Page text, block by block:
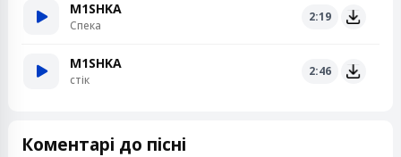
M1SHKA
Спека
2:19
M1SHKA
стік
2:46
Коментарі до пісні